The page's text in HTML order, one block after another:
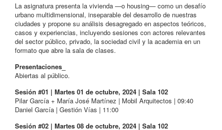
La asignatura presenta la vivienda —o housing— como un desafío
urbano multidimensional, inseparable del desarrollo de nuestras
ciudades y propone su análisis desagregado en aspectos teóricos,
casos y experiencias, incluyendo sesiones con actores relevantes
del sector público, privado, la sociedad civil y la academia en un
formato que abre la sala de clases.
Presentaciones_
Abiertas al público.
Sesión #01 | Martes 01 de octubre, 2024 | Sala 102
Pilar García + María José Martínez | Mobil Arquitectos | 09:40
Daniel García | Gestión Vías | 11:00
Sesión #02 | Martes 08 de octubre, 2024 | Sala 102